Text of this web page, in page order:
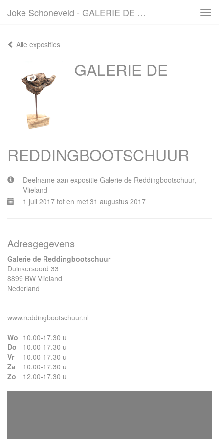
Joke Schoneveld - GALERIE DE REDDINGBOOTSCHUUR
Alle exposities
GALERIE DE
REDDINGBOOTSCHUUR
Deelname aan expositie Galerie de Reddingbootschuur,
Vlieland
1 juli 2017 tot en met 31 augustus 2017
Adresgegevens
Galerie de Reddingbootschuur
Duinkersoord 33
8899 BW Vlieland
Nederland
www.reddingbootschuur.nl
Wo 10.00-17.30 u
Do
10.00-17.30 u
Vr
10.00-17.30 u
Za
10.00-17.30 u
Zo
12.00-17.30 u